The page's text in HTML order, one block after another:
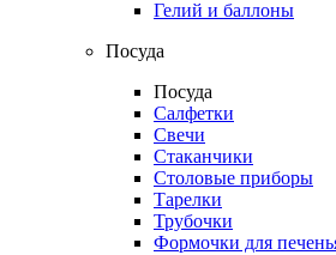
Гелий и баллоны
Посуда
Посуда
Салфетки
Свечи
Стаканчики
Столовые приборы
Тарелки
Трубочки
Формочки для